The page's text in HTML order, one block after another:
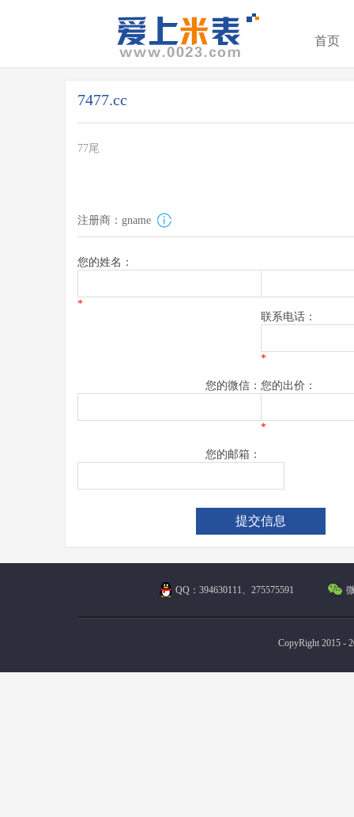
首页
7477.cc
77尾
注册商：gname
您的姓名：
*
联系电话：
*
您的微信： 您的出价：
*
您的邮箱：
QQ：394630111、275575591
CopyRight 2015 -